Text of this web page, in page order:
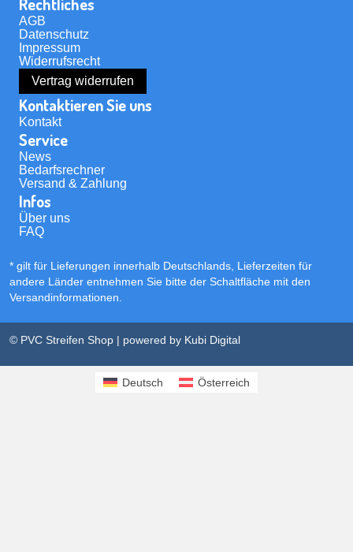
AGB
Datenschutz
Impressum
Widerrufsrecht
Vertrag widerrufen
Kontaktieren Sie uns
Kontakt
Service
News
Bedarfsrechner
Versand & Zahlung
Infos
Über uns
FAQ
* gilt für Lieferungen innerhalb Deutschlands, Lieferzeiten für
andere Länder entnehmen Sie bitte der Schaltfläche mit den
Versandinformationen
© PVC Streifen Shop | powered by Kubi Digital
Deutsch Österreich